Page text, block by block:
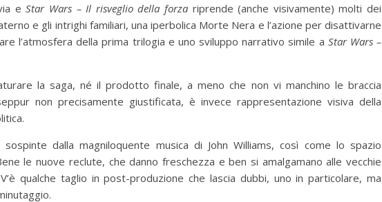
eStar Wars – Il risveglio della forzariprende (anche visivamente) molti dei
e gli intrighi familiari, una iperbolica Morte Nera e l’azione per disattivarne
l’atmosfera della prima trilogia e uno sviluppo narrativo simile a Star Wars –
la saga, né il prodotto finale, a meno che non vi manchino le braccia
non precisamente giustificata, è invece rappresentazione visiva della
sospinte dalla magniloquente musica di John Williams, così come lo spazio
le nuove reclute, che danno freschezza e ben si amalgamano alle vecchie
qualche taglio in post-produzione che lascia dubbi, uno in particolare, ma